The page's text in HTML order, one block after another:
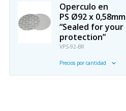
Operculo en
PS Ø92 x 0,58mm
“Sealed for your
protection”
VPS-92-BR
Precios por cantidad